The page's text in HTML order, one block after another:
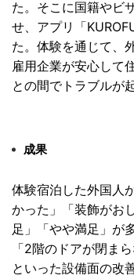
た。 そこに国籍やビ
せ、 アプリ「
た。 体験を通じて、
雇用企業が安心して
との間でトラブルが
成果
体験宿泊した外国人
かった」「装飾がお
足」「やや満足」が多
「2階のドアが閉ま
といった設備面の改